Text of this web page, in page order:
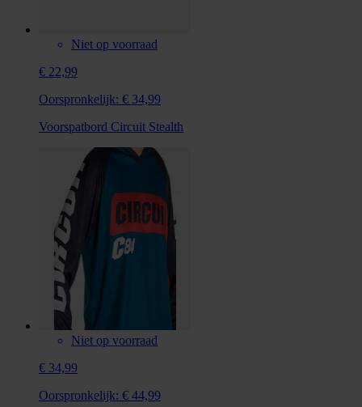
Niet op voorraad
€ 22,99
Oorspronkelijk: € 34,99
Voorspatbord Circuit Stealth
Niet op voorraad
€ 34,99
Oorspronkelijk: € 44,99